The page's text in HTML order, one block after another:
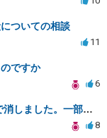
ついての相談
11
ですか
6
母が家族の金3600万円をギャンブルで消しました。一部でもいいので回収できませんか
8